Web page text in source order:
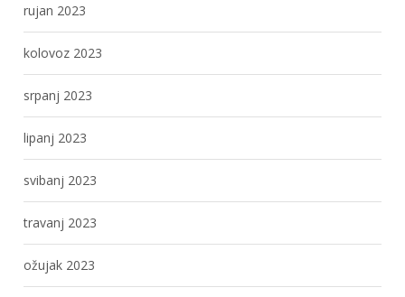
rujan 2023
kolovoz 2023
srpanj 2023
lipanj 2023
svibanj 2023
travanj 2023
ožujak 2023